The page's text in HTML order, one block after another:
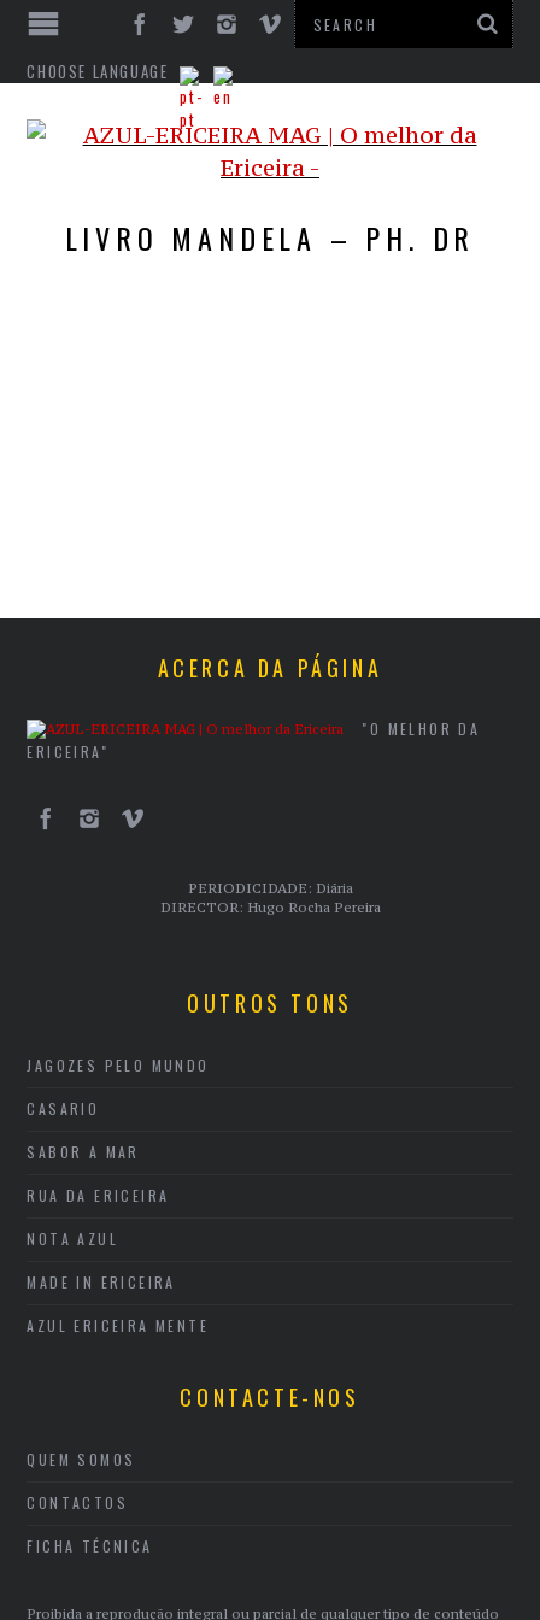
CHOOSE LANGUAGE
LIVRO MANDELA – PH. DR
ACERCA DA PÁGINA
"O MELHOR DA
ERICEIRA"
PERIODICIDADE: Diária
DIRECTOR: Hugo Rocha Pereira
OUTROS TONS
JAGOZES PELO MUNDO
CASARIO
SABOR A MAR
RUA DA ERICEIRA
NOTA AZUL
MADE IN ERICEIRA
AZUL ERICEIRA MENTE
CONTACTE-NOS
QUEM SOMOS
CONTACTOS
FICHA TÉCNICA
Proibida a reprodução integral ou parcial de qualquer tipo de conteúdo